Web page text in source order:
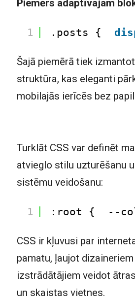
Piemērs adaptīvajam
1 .posts {
Šajā piemērā tiek
struktūra, kas eleganti
mobilajās ierīcēs bez
Turklāt CSS var definēt
atvieglo stilu uzturēšanu
sistēmu veidošanu:
1 :root {  --
CSS ir kļuvusi par
pamatu, ļaujot dizaineriem
izstrādātājiem veidot
un skaistas vietnes.